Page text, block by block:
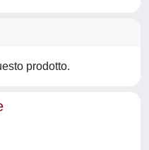
prodotto.